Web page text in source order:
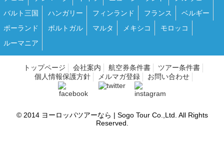
バルト三国
ハンガリー フィンランド フランス
ベルギー
ポーランド
ポルトガル マルタ メキシコ
モロッコ
ルーマニア
トップページ 会社案内 航空券条件書
ツアー条件書
個人情報保護方針
メルマガ登録 お問い合わせ
© 2014 ヨーロッパツアーなら | Sogo TourCo.,Ltd. All Rights
Reserved.